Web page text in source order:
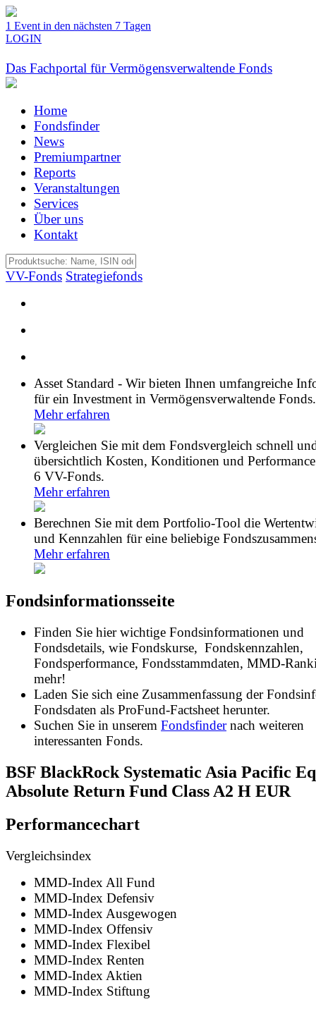
1 Event in den nächsten 7 Tagen
LOGIN
Das Fachportal für Vermögensverwaltende Fonds
Home
Fondsfinder
News
Premiumpartner
Reports
Veranstaltungen
Services
Über uns
Kontakt
VV-Fonds Strategiefonds
Asset Standard - Wir bieten Ihnen umfangreiche
für ein Investment in Vermögensverwaltende Fonds.
Mehr erfahren
Vergleichen Sie mit dem Fondsvergleich schnell
übersichtlich Kosten, Konditionen und
6 VV-Fonds.
Mehr erfahren
Berechnen Sie mit dem Portfolio-Tool die
und Kennzahlen für eine beliebige
Mehr erfahren
Fondsinformationsseite
Finden Sie hier wichtige Fondsinformationen und
Fondsdetails, wie Fondskurse, Fondskennzahlen,
Fondsperformance, Fondsstammdaten, MMD-
mehr!
Laden Sie sich eine Zusammenfassung der
Fondsdaten als ProFund-Factsheet herunter.
Suchen Sie in unserem Fondsfindernach weiteren
interessanten Fonds.
BSF BlackRock Systematic Asia Pacific
Absolute Return Fund Class A2 H EUR
Performancechart
Vergleichsindex
MMD-Index All Fund
MMD-Index Defensiv
MMD-Index Ausgewogen
MMD-Index Offensiv
MMD-Index Flexibel
MMD-Index Renten
MMD-Index Aktien
MMD-Index Stiftung